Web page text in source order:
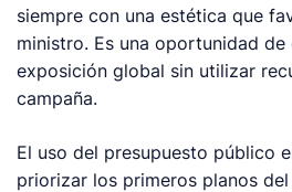
siempre con una estética que
ministro. Es una oportunidad
exposición global sin utilizar
campaña.
El uso del presupuesto público
priorizar los primeros planos